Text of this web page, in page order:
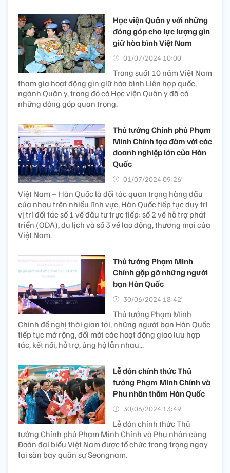
Học viện Quân y với những
đóng góp cho lực lượng gìn
giữ hòa bình Việt Nam
01/07/2024 10:00’
Trong suốt 10 năm Việt Nam
tham gia hoạt động gìn giữ hòa bình Liên hợp quốc,
ngành Quân y, trong đó có Học viện Quân y đã có
những đóng góp quan trọng.
Thủ tướng Chính phủ Phạm
Minh Chính tọa đàm với các
doanh nghiệp lớn của Hàn
Quốc
01/07/2024 09:26’
Việt Nam – Hàn Quốc là đối tác quan trọng hàng đầu
của nhau trên nhiều lĩnh vực, Hàn Quốc tiếp tục duy trì
vị trí đối tác số 1 về đầu tư trực tiếp; số 2 về hỗ trợ phát
triển (ODA), du lịch và số 3 về lao động, thương mại của
Việt Nam.
Thủ tướng Phạm Minh
Chính gặp gỡ những người
bạn Hàn Quốc
30/06/2024 18:42’
Thủ tướng Phạm Minh
Chính đề nghị thời gian tới, những người bạn Hàn Quốc
tiếp tục mở rộng, đổi mới các hoạt động giao lưu hợp
tác, kết nối, hỗ trợ, ủng hộ lẫn nhau...
Lễ đón chính thức Thủ
tướng Phạm Minh Chính và
Phu nhân thăm Hàn Quốc
30/06/2024 13:49’
Lễ đón chính thức Thủ
tướng Chính phủ Phạm Minh Chính và Phu nhân cùng
Đoàn đại biểu Việt Nam được tổ chức trang trọng ngay
tại sân bay quân sự Seongnam.